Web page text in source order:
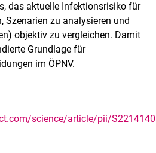
das aktuelle Infektionsrisiko für
Szenarien zu analysieren und
objektiv zu vergleichen. Damit
Grundlage für
im ÖPNV.
science/article/pii/